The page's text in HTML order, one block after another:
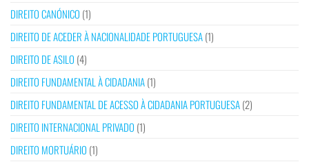
DIREITO CANÓNICO (1)
DIREITO DE ACEDER À NACIONALIDADE PORTUGUESA(1)
DIREITO DE ASILO (4)
DIREITO FUNDAMENTAL À CIDADANIA(1)
DIREITO FUNDAMENTAL DE ACESSO À CIDADANIA PORTUGUESA(2)
DIREITO INTERNACIONAL PRIVADO (1)
DIREITO MORTUÁRIO (1)